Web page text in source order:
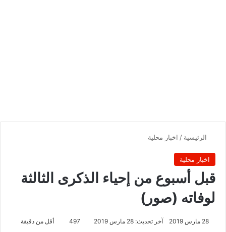
الرئيسية / اخبار محلية
اخبار محلية
قبل أسبوع من إحياء الذكرى الثالثة
لوفاته (صور)
28 مارس 2019 آخر تحديث: 28 مارس 2019 497 أقل من دقيقة